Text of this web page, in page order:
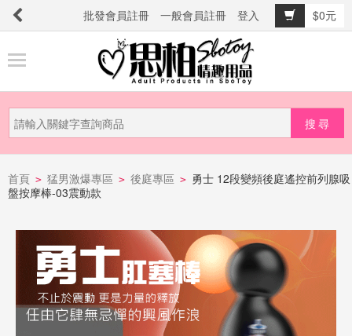
批發會員註冊 一般會員註冊 登入
$0元
品
新
品
上
詐
首頁 > 猛男激爆專區 > 後庭專區 > 勇士 12段變頻後庭遙控前列腺吸
盤按摩棒-03震動款